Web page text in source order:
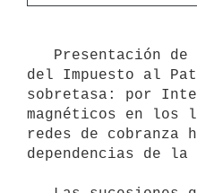
del Impuesto al
sobretasa: por
magnéticos en los
redes de cobranza
dependencias de la